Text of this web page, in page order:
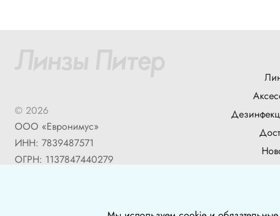
© 2026
ООО «Евронимус»
ИНН: 7839487571
ОГРН: 1137847440279